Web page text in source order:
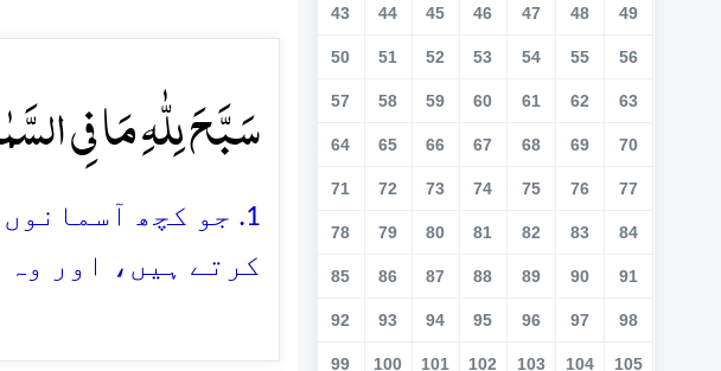
سَبَّحَ لِلّٰہِ مَا فِی
1. جو کچھ
کرتے ہیں، اور وہ
43 44 45 46 47 48 49
50 51 52 53 54 55 56
57 58 59 60 61 62 63
64 65 66 67 68 69 70
71 72 73 74 75 76 77
78 79 80 81 82 83 84
85 86 87 88 89 90 91
92 93 94 95 96 97 98
99 100 101 102 103 104 105